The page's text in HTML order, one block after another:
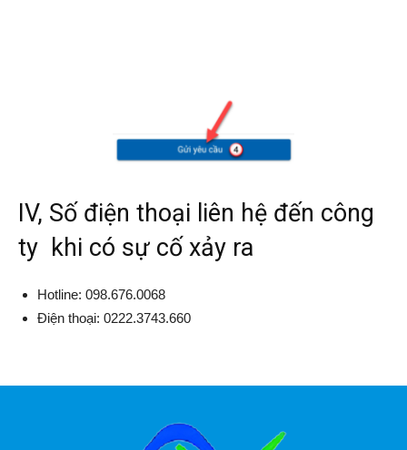
IV, Số điện thoại liên hệ đến công
ty khi có sự cố xảy ra
Hotline: 098.676.0068
Điện thoại: 0222.3743.660